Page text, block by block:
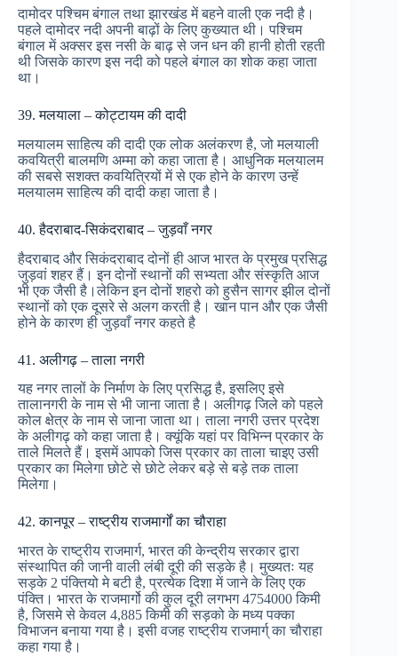
दामोदर पश्चिम बंगाल तथा झारखंड में बहने वाली एक नदी है।
पहले दामोदर नदी अपनी बाढ़ों के लिए कुख्यात थी। पश्चिम
बंगाल में अक्सर इस नसी के बाढ़ से जन धन की हानी होती रहती
थी जिसके कारण इस नदी को पहले बंगाल का शोक कहा जाता
था।
39. मलयाला – कोट्टायम की दादी
मलयालम साहित्य की दादी एक लोक अलंकरण है, जो मलयाली
कवयित्री बालमणि अम्मा को कहा जाता है। आधुनिक मलयालम
की सबसे सशक्त कवयित्रियों में से एक होने के कारण उन्हें
मलयालम साहित्य की दादी कहा जाता है।
40. हैदराबाद-सिकंदराबाद – जुड़वाँ नगर
हैदराबाद और सिकंदराबाद दोनों ही आज भारत के प्रमुख प्रसिद्ध
जुड़वां शहर हैं। इन दोनों स्थानों की सभ्यता और संस्कृति आज
भी एक जैसी है।लेकिन इन दोनों शहरो को हुसैन सागर झील दोनों
स्थानों को एक दूसरे से अलग करती है। खान पान और एक जैसी
होने के कारण ही जुड़वाँ नगर कहते है
41. अलीगढ़ – ताला नगरी
यह नगर तालों के निर्माण के लिए प्रसिद्ध है, इसलिए इसे
तालानगरी के नाम से भी जाना जाता है। अलीगढ़ जिले को पहले
कोल क्षेत्र के नाम से जाना जाता था। ताला नगरी उत्तर प्रदेश
के अलीगढ़ को कहा जाता है। क्यूंकि यहां पर विभिन्न प्रकार के
ताले मिलते हैं। इसमें आपको जिस प्रकार का ताला चाइए उसी
प्रकार का मिलेगा छोटे से छोटे लेकर बड़े से बड़े तक ताला
मिलेगा।
42. कानपूर – राष्ट्रीय राजमार्गों का चौराहा
भारत के राष्ट्रीय राजमार्ग, भारत की केन्द्रीय सरकार द्वारा
संस्थापित की जानी वाली लंबी दूरी की सड़के है। मुख्यतः यह
सड़के 2 पंक्तियो मे बटी है, प्रत्येक दिशा में जाने के लिए एक
पंक्ति। भारत के राजमार्गो की कुल दूरी लगभग 4754000 किमी
है, जिसमे से केवल 4,885 किमी की सड़को के मध्य पक्का
विभाजन बनाया गया है। इसी वजह राष्ट्रीय राजमार्ग् का चौराहा
कहा गया है।